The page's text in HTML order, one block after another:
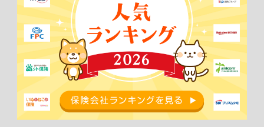
犬の花粉症を軽減したい！今日からで
きる対策を紹介！